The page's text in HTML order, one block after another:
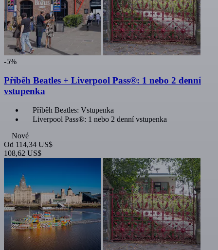
-5%
Příběh Beatles + Liverpool Pass®: 1 nebo 2 denní
vstupenka
Příběh Beatles: Vstupenka
Liverpool Pass®: 1 nebo 2 denní vstupenka
Nové
Od 114,34 US$
108,62 US$